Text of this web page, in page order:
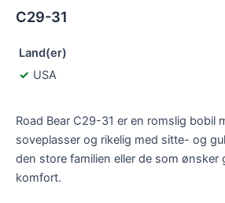
C29-31
Land(er)
USA
Road Bear C29-31 er en romslig bobil
soveplasser og rikelig med sitte- og
den store familien eller de som ønsker
komfort.